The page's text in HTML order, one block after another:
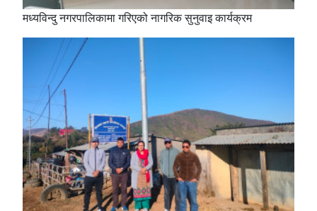
मध्यविन्दु नगरपालिकामा गरिएको नागरिक सुनुवाइ कार्यक्रम